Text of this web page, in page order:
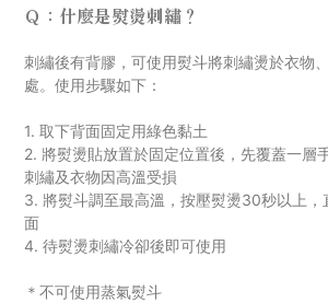
Ｑ：什麼是熨燙刺繡？
刺繡後有背膠，可使用熨斗將刺繡燙於衣物
處。使用步驟如下：
1. 取下背面固定用綠色黏土
2. 將熨燙貼放置於固定位置後，先覆蓋一層
刺繡及衣物因高溫受損
3. 將熨斗調至最高溫，按壓熨燙30秒以上，
面
4. 待熨燙刺繡冷卻後即可使用
＊不可使用蒸氣熨斗